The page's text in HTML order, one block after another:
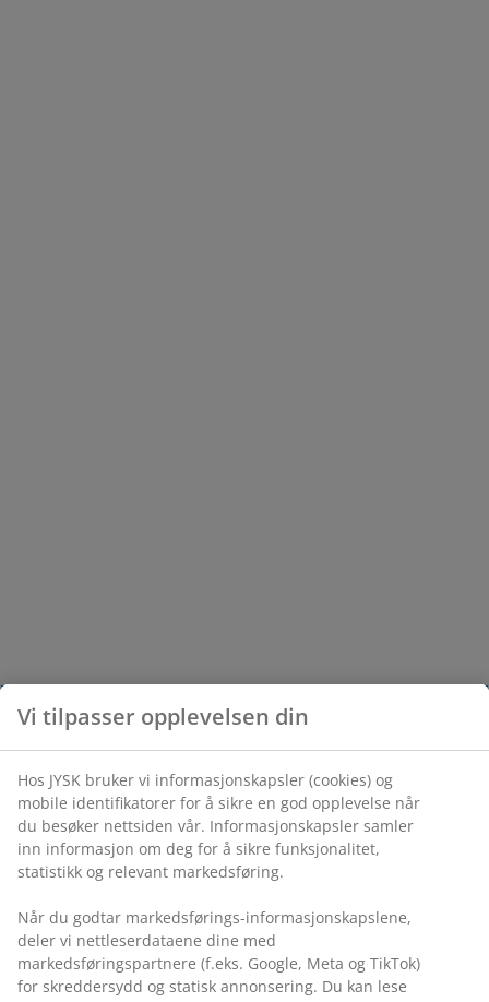
Vi tilpasser opplevelsen din
Hos JYSK bruker vi informasjonskapsler (cookies) og
mobile identifikatorer for å sikre en god opplevelse når
du besøker nettsiden vår. Informasjonskapsler samler
inn informasjon om deg for å sikre funksjonalitet,
statistikk og relevant markedsføring.
Når du godtar markedsførings-informasjonskapslene,
deler vi nettleserdataene dine med
markedsføringspartnere (f.eks. Google, Meta og TikTok)
for skreddersydd og statisk annonsering. Du kan lese